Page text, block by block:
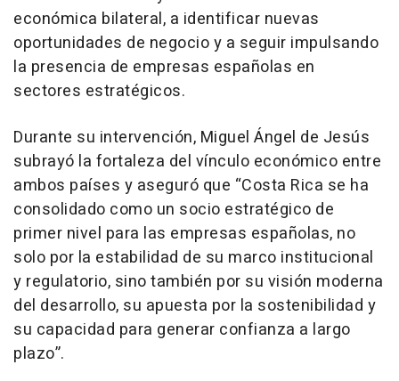
económica bilateral, a identificar nuevas
oportunidades de negocio y a seguir impulsando
la presencia de empresas españolas en
sectores estratégicos.
Durante su intervención, Miguel Ángel de Jesús
subrayó la fortaleza del vínculo económico entre
ambos países y aseguró que “Costa Rica se ha
consolidado como un socio estratégico de
primer nivel para las empresas españolas, no
solo por la estabilidad de su marco institucional
y regulatorio, sino también por su visión moderna
del desarrollo, su apuesta por la sostenibilidad y
su capacidad para generar confianza a largo
plazo”.